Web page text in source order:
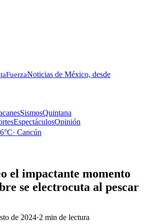
FuerzaNoticias de México, desde
SismosQuintana
EspectáculosOpinión
°C· Cancún
el impactante momento
se electrocuta al pescar
de 2024·2 min de lectura